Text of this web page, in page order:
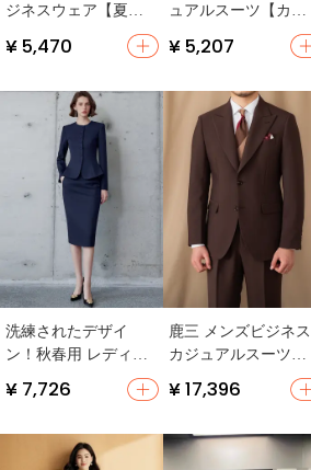
ジネスウェア【夏
用・シフォンブラウ
ス・スカート・気品
ットアップ対応）
¥ 5,470
ュアルスーツ【カー
丈・スラックス付
¥ 5,207
洗練されたデザイ
ン！秋春用 レディー
スコンサルタントス
ーツ【長袖・エレガ
プ対応）
¥ 7,726
鹿三 メンズビジネス
カジュアルスーツ
【フィット・シング
ルブレスト・無地】
¥ 17,396